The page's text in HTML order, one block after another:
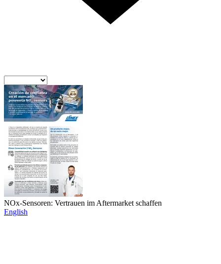
NOx-Sensoren: Vertrauen im Aftermarket schaffen
English